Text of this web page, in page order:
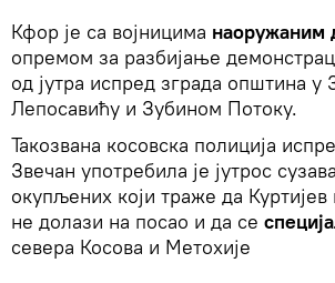
Кфор је са војницима наоружаним
опремом за разбијање
од јутра испред зграда општина у
Лепосавићу и Зубином Потоку.
Такозвана косовска полиција
Звечан употребила је јутрос
окупљених који траже да
не долази на посао и да се
севера Косова и Метохије